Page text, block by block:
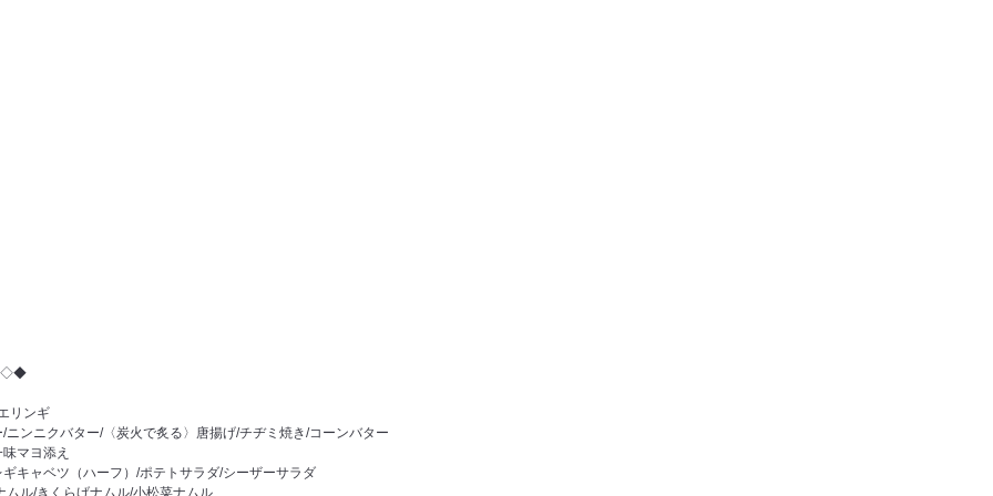
リンギ
ンニクバター/〈炭火で炙る〉唐揚げ/チヂミ焼き/コーンバター
マヨ添え
キャベツ（ハーフ）/ポテトサラダ/シーザーサラダ
ムル/きくらげナムル/小松菜ナムル